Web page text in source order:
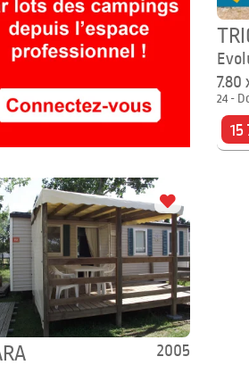
7.80
24 -
15
2005